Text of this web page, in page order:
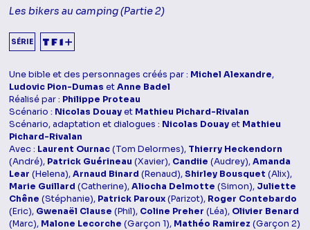
Les bikers au camping (Partie 2)
SÉRIE
Une bible et des personnages créés par : Michel Alexandre,
Ludovic Pion-Dumas etAnne Badel
Réalisé par : Philippe Proteau
Scénario : Nicolas Douayet Mathieu Pichard-Rivalan
Scénario, adaptation et dialogues : Nicolas Douayet Mathieu
Pichard-Rivalan
Avec : Laurent Ournac(Tom Delormes), Thierry Heckendorn
(André), Patrick Guérineau (Xavier), Candiie (Audrey),Amanda
Lear (Helena),Arnaud Binard (Renaud),Shirley Bousquet (Alix),
Marie Guillard (Catherine),Aliocha Delmotte (Simon), Juliette
Chêne (Stéphanie), Patrick Paroux(Parizot), Roger Contebardo
(Eric), Gwenaël Clause (Phil), Coline Preher (Léa), Olivier Benard
(Marc), Malone Lecorche (Garçon 1), Mathéo Ramirez (Garçon 2)